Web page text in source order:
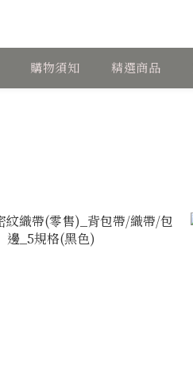
購物須知 精選商品